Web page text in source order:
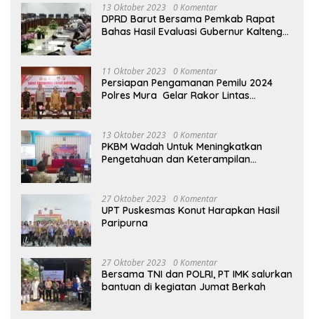
13 Oktober 2023 0 Komentar
DPRD Barut Bersama Pemkab Rapat
Bahas Hasil Evaluasi Gubernur Kalteng
11 Oktober 2023 0 Komentar
Persiapan Pengamanan Pemilu 2024
Polres Mura Gelar Rakor Lintas
13 Oktober 2023 0 Komentar
PKBM Wadah Untuk Meningkatkan
Pengetahuan dan Keterampilan
27 Oktober 2023 0 Komentar
UPT Puskesmas Konut Harapkan Hasil
Paripurna
27 Oktober 2023 0 Komentar
Bersama TNI dan POLRI, PT IMK salurkan
bantuan di kegiatan Jumat Berkah